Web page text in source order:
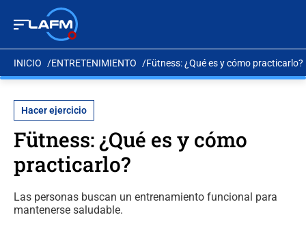
INICIO ENTRETENIMIENTO Fütness: ¿Qué es y cómo practicarlo?
Hacer ejercicio
Fütness: ¿Qué es y cómo
practicarlo?
Las personas buscan un entrenamiento funcional para
mantenerse saludable.